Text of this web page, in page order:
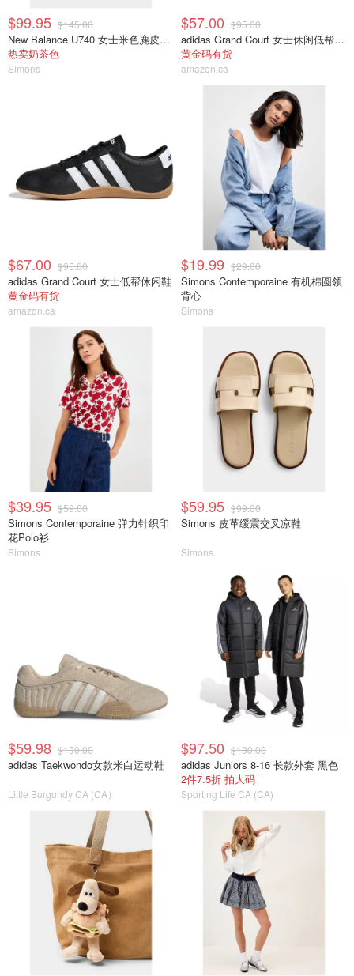
$99.95 $145.00
New Balance U740 女士米色麂皮运动鞋
热卖奶茶色
Simons
$57.00 $95.00
adidas Grand Court 女士休闲低帮运动鞋
黄金码有货
amazon.ca
$67.00 $95.00
adidas Grand Court 女士低帮休闲鞋
黄金码有货
amazon.ca
$19.99 $29.00
Simons Contemporaine 有机棉圆领
背心
Simons
$39.95 $59.00
Simons Contemporaine 弹力针织印
花Polo衫
Simons
$59.95 $99.00
Simons 皮革缓震交叉凉鞋
Simons
$59.98 $130.00
adidas Taekwondo女款米白运动鞋
Little Burgundy CA (CA）
$97.50 $130.00
adidas Juniors 8-16 长款外套 黑色
2件7.5折 拍大码
Sporting Life CA (CA)